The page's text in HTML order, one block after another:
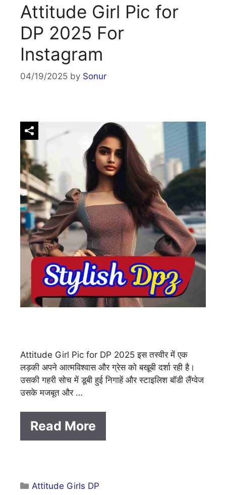
Attitude Girl Pic for
DP 2025 For
Instagram
04/19/2025 by Sonur
Attitude Girl Pic for DP 2025 इस तस्वीर में एक
लड़की अपने आत्मविश्वास और ग्रेस को बखूबी दर्शा रही है।
उसकी गहरी सोच में डूबी हुई निगाहें और स्टाइलिश बॉडी लैंग्वेज
उसके मजबूत और …
Read More
Categories
Attitude Girls DP